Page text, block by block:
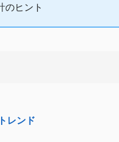
のヒント
レンド